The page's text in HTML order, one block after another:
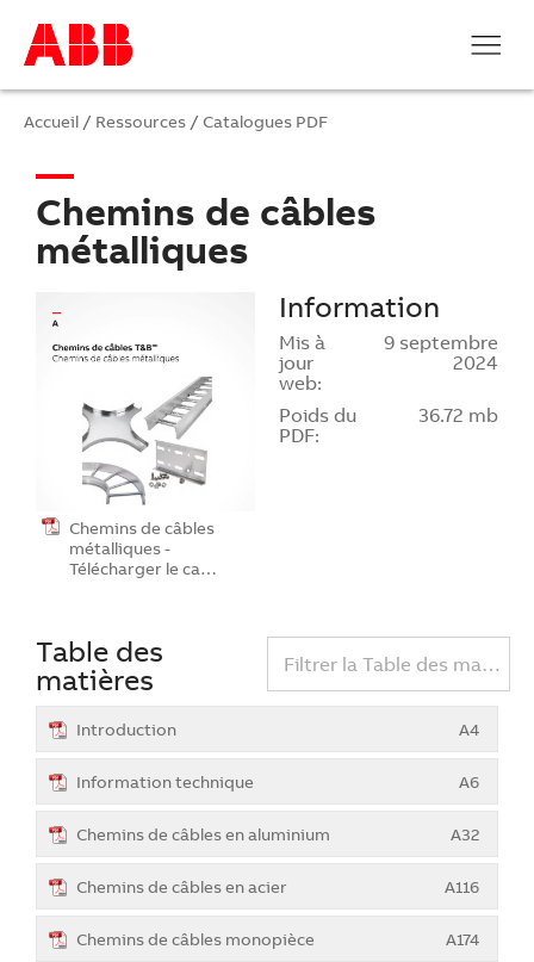
Accueil / Ressources / Catalogues PDF
Chemins de câbles
métalliques
Chemins de câbles
métalliques -
Télécharger le ca…
Information
Mis à
jour
web:
9 septembre
2024
Poids du
PDF:
36.72 mb
Table des
matières
Filtrer la Table des matières
A4
Introduction
A6
Information technique
A32
Chemins de câbles en aluminium
A116
Chemins de câbles en acier
A174
Chemins de câbles monopièce